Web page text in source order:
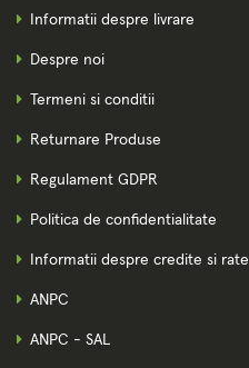
Informatii despre livrare
Despre noi
Termeni si conditii
Returnare Produse
Regulament GDPR
Politica de confidentialitate
Informatii despre credite si rate
ANPC
ANPC - SAL